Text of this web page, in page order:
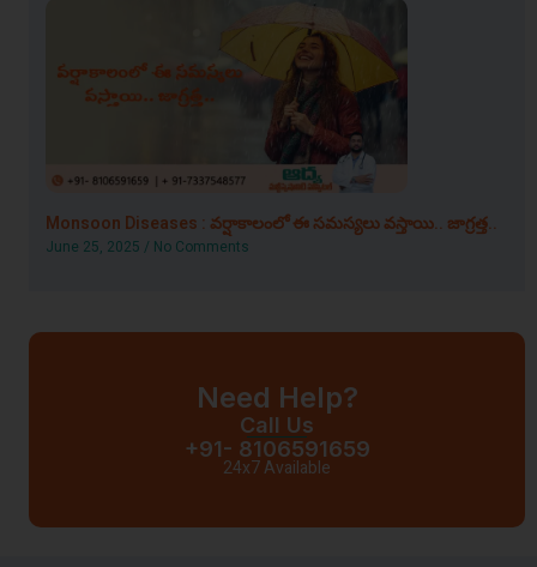
Monsoon Diseases : వర్షాకాలంలో ఈ సమస్యలు వస్తాయి.. జాగ్రత్త..
June 25, 2025 No Comments
Need Help?
Call Us
+91- 8106591659
24x7 Available